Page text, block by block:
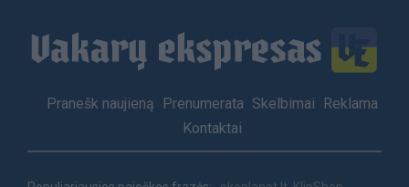
Footer
Pranešk naujieną Prenumerata Skelbimai
Reklama
Kontaktai